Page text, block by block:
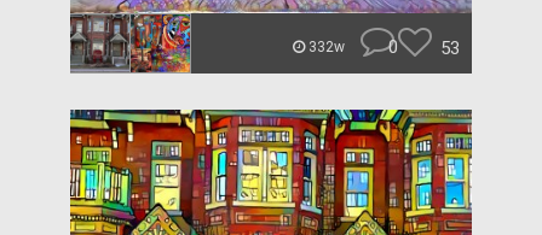
332w 0 53